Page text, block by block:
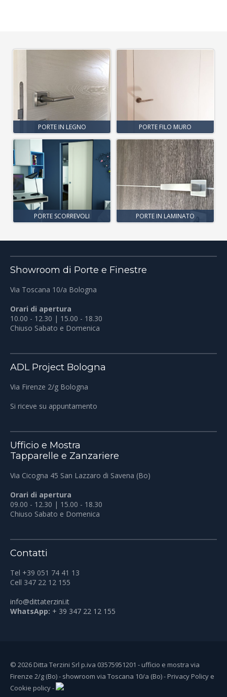
PORTE IN LEGNO PORTE FILO MURO
PORTE SCORREVOLI PORTE IN LAMINATO
Showroom di Porte e Finestre
Via Toscana 10/a Bologna
Orari di apertura
10.00 - 12.30 | 15.00 - 18.30
Chiuso Sabato e Domenica
ADL Project Bologna
Via Firenze 2/g Bologna
Si riceve su appuntamento
Ufficio e Mostra
Tapparelle e Zanzariere
Via Cicogna 45 San Lazzaro di Savena (Bo)
Orari di apertura
09.00 - 12.30 | 15.00 - 18.30
Chiuso Sabato e Domenica
Contatti
Tel +39 051 74 41 13
Cell 347 22 12 155
info@dittaterzini.it
WhatsApp: + 39 347 22 12 155
© 2026 Ditta Terzini Srl p.iva 03575951201 - ufficio e mostra via
Firenze 2/g (Bo) - showroom via Toscana 10/a (Bo) - Privacy Policy e
Cookie policy-